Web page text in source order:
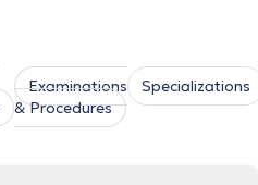
Examinations
& Procedures
Specializations